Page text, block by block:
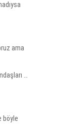
ama
…
böyle